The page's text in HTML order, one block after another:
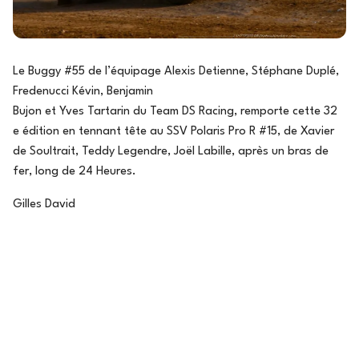
Le Buggy #55 de l’équipage Alexis Detienne, Stéphane Duplé,
Fredenucci Kévin, Benjamin
Bujon et Yves Tartarin du Team DS Racing, remporte cette 32
e édition en tennant tête au SSV Polaris Pro R #15, de Xavier
de Soultrait, Teddy Legendre, Joël Labille, après un bras de
fer, long de 24 Heures.
Gilles David